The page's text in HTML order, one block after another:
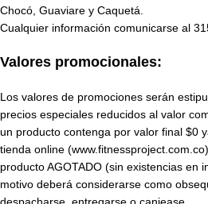
Chocó, Guaviare y Caquetá.
Cualquier información comunicarse al
Valores promocionales:
Los valores de promociones serán
precios especiales reducidos al valor
un producto contenga por valor final $0
tienda online
producto AGOTADO (sin existencias en
motivo deberá considerarse como